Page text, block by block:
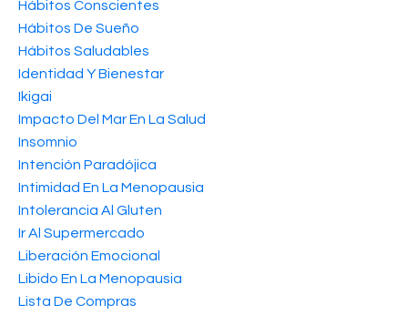
Hábitos Conscientes
Hábitos De Sueño
Hábitos Saludables
Identidad Y Bienestar
Ikigai
Impacto Del Mar En La Salud
Insomnio
Intención Paradójica
Intimidad En La Menopausia
Intolerancia Al Gluten
Ir Al Supermercado
Liberación Emocional
Libido En La Menopausia
Lista De Compras